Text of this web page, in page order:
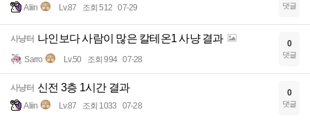
Aliin Lv.87 조회 512 07-29 댓글
사냥터 나인보다 사람이 많은 칼테온1 사냥 결과
Sarro Lv.50 조회 994 07-28
0
댓글
사냥터 신전 3층 1시간 결과
Aliin Lv.87 조회 1033 07-28
0
댓글